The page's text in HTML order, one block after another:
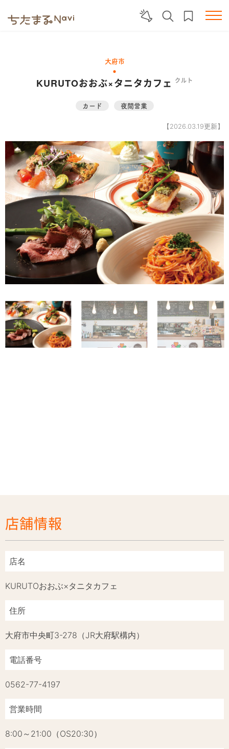
大府市
KURUTOおおぶ×タニタカフェ クルト
カード 夜間営業
【2026.03.19更新】
店舗情報
店名
KURUTOおおぶ×タニタカフェ
住所
大府市中央町3-278（JR大府駅構内）
電話番号
0562-77-4197
営業時間
8:00～21:00（OS20:30）